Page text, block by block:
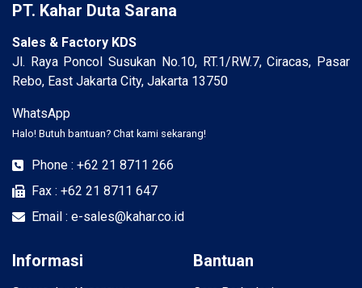
PT. Kahar Duta Sarana
Sales & Factory KDS
Jl. Raya Poncol Susukan No.10, RT.1/RW.7, Ciracas, Pasar
Rebo, East Jakarta City, Jakarta 13750
WhatsApp
Halo! Butuh bantuan? Chat kami sekarang!
Phone : +62 21 8711 266
Fax : +62 21 8711 647
Email : e-sales@kahar.co.id
Informasi Bantuan